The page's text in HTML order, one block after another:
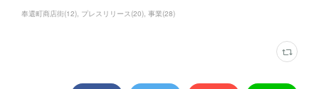
奉還町商店街(12) プレスリリース(20) 事業(28)